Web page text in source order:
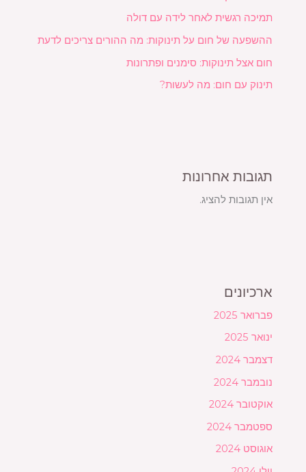
תמיכה רגשית לאחר לידה עם דולה
ההשפעה של חום על תינוקות: מה ההורים צריכים לדעת
חום אצל תינוקות: סימנים ופתרונות
תינוק עם חום: מה לעשות?
תגובות אחרונות
אין תגובות להציג.
ארכיונים
פברואר 2025
ינואר 2025
דצמבר 2024
נובמבר 2024
אוקטובר 2024
ספטמבר 2024
אוגוסט 2024